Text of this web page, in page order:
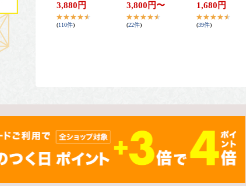
3,880 円
(110件)
3,800 円〜
(22件)
1,680 円
(39件)